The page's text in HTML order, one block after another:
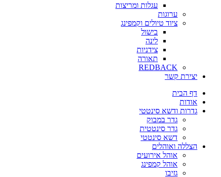
עגלות ומריצות
ערוגות
ציוד טיולים וקמפינג
בישול
לינה
צידניות
תאורה
REDBACK
יצירת קשר
דף הבית
אודות
גדרות ודשא סינטטי
גדר במבוק
גדר סינטטית
דשא סינטטי
הצללה ואוהלים
אוהל אירועים
אוהל קמפינג
גזיבו